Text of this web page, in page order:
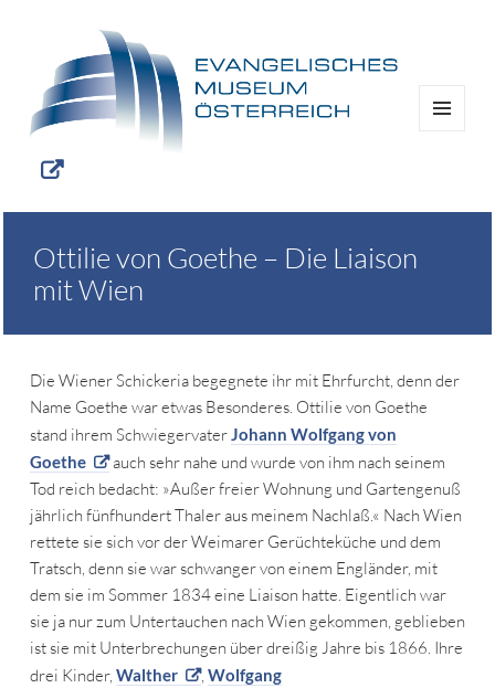
Ottilie von Goethe – Die Liaison
mit Wien
Die Wiener Schickeria begegnete ihr mit Ehrfurcht, denn der
Name Goethe war etwas Besonderes. Ottilie von Goethe
stand ihrem SchwiegervaterJohann Wolfgang von
Goethe
auch sehr nahe und wurde von ihm nach seinem
Tod reich bedacht: »Außer freier Wohnung und Gartengenuß
jährlich fünfhundert Thaler aus meinem Nachlaß.« Nach Wien
rettete sie sich vor der Weimarer Gerüchteküche und dem
Tratsch, denn sie war schwanger von einem Engländer, mit
dem sie im Sommer 1834 eine Liaison hatte. Eigentlich war
sie ja nur zum Untertauchen nach Wien gekommen, geblieben
ist sie mit Unterbrechungen über dreißig Jahre bis 1866. Ihre
drei Kinder, Walther , Wolfgang